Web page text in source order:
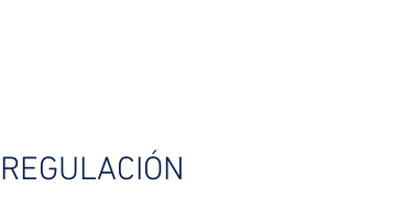
REGULACIÓN